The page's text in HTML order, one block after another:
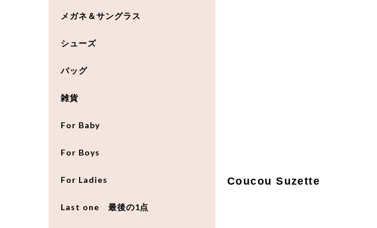
Coucou Suzette
メガネ＆サングラス
シューズ
バッグ
雑貨
For Baby
For Boys
For Ladies
Last one 最後の1点